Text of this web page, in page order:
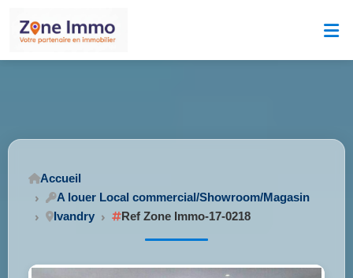
Accueil
A louer Local commercial/Showroom/Magasin
Ivandry
Ref Zone Immo-17-0218